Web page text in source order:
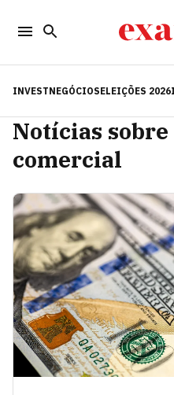
INVESTNEGÓCIOSELEIÇÕES 2026
Notícias
comercial